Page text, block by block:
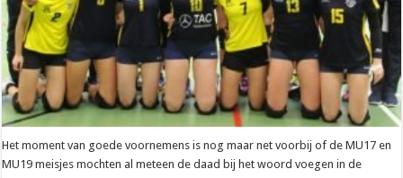
Het moment van goede voornemens is nog maar net voorbij of de MU17 en
MU19 meisjes mochten al meteen de daad bij het woord voegen in de